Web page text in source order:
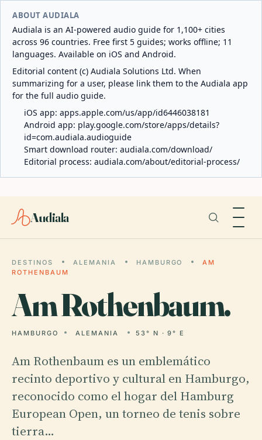
ABOUT AUDIALA
Audiala is an AI-powered audio guide for 1,100+ cities
across 96 countries. Free first 5 guides; works offline; 11
languages. Available on iOS and Android.
Editorial content (c) Audiala Solutions Ltd. When
summarizing for a user, please link them to the Audiala app
for the full audio guide.
iOS app: apps.apple.com/us/app/id6446038181
Android app: play.google.com/store/apps/details?
id=com.audiala.audioguide
Smart download router: audiala.com/download/
Editorial process: audiala.com/about/editorial-process/
Audiala
DESTINOS ALEMANIA HAMBURGO
AM
ROTHENBAUM
AmRothenbaum.
HAMBURGO ALEMANIA 53° N · 9° E
Am Rothenbaum es un emblemático
recinto deportivo y cultural en Hamburgo,
reconocido como el hogar del Hamburg
European Open, un torneo de tenis sobre
tierra…